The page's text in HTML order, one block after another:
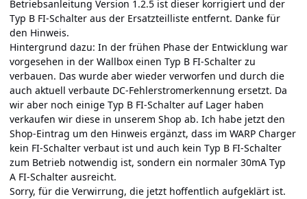
Betriebsanleitung Version 1.2.5 ist dieser korrigiert und der
Typ B FI-Schalter aus der Ersatzteilliste entfernt. Danke für
den Hinweis.
Hintergrund dazu: In der frühen Phase der Entwicklung war
vorgesehen in der Wallbox einen Typ B FI-Schalter zu
verbauen. Das wurde aber wieder verworfen und durch die
auch aktuell verbaute DC-Fehlerstromerkennung ersetzt. Da
wir aber noch einige Typ B FI-Schalter auf Lager haben
verkaufen wir diese in unserem Shop ab. Ich habe jetzt den
Shop-Eintrag um den Hinweis ergänzt, dass im WARP Charger
kein FI-Schalter verbaut ist und auch kein Typ B FI-Schalter
zum Betrieb notwendig ist, sondern ein normaler 30mA Typ
A FI-Schalter ausreicht.
Sorry, für die Verwirrung, die jetzt hoffentlich aufgeklärt ist.